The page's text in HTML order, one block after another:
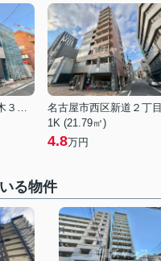
名古屋市西区花の木３丁目
名古屋市西区新道２丁目
1K (21.79㎡)
4.8万円
る物件